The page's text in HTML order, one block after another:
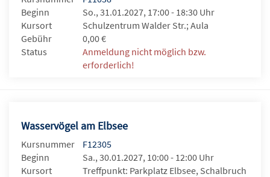
Beginn
So., 31.01.2027, 17:00 - 18:30 Uhr
Kursort
Schulzentrum Walder Str.; Aula
Gebühr
0,00 €
Status
Anmeldung nicht möglich bzw.
erforderlich!
Wasservögel am Elbsee
Kursnummer
F12305
Beginn
Sa., 30.01.2027, 10:00 - 12:00 Uhr
Kursort
Treffpunkt: Parkplatz Elbsee, Schalbruch